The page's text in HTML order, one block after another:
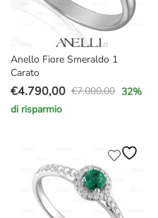
Anello Fiore Smeraldo 1
Carato
€7.000,00
Il
prezzo
€7.000,00.
€4.790,00
Il
prezzo
€4.790,00.
32%
di risparmio